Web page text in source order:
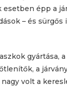
épp a
– és sürgős
gyártása,
a
volt a